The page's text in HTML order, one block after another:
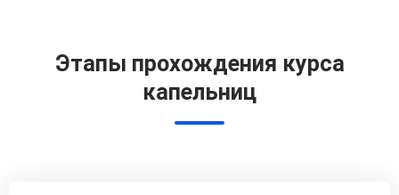
Этапы прохождения курса
капельниц